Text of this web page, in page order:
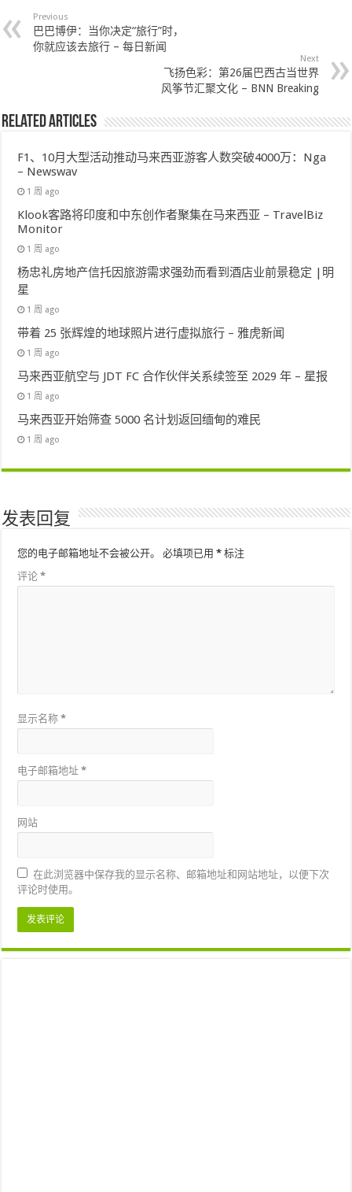
Previous
巴巴博伊：当你决定“旅行”时，
你就应该去旅行 – 每日新闻
Next
飞扬色彩：第26届巴西古当世界
风筝节汇聚文化 – BNN Breaking
Related Articles
F1、10月大型活动推动马来西亚游客人数突破4000万：Nga
– Newswav
1 周 ago
Klook客路将印度和中东创作者聚集在马来西亚 – TravelBiz
Monitor
1 周 ago
杨忠礼房地产信托因旅游需求强劲而看到酒店业前景稳定 |明
星
1 周 ago
带着 25 张辉煌的地球照片进行虚拟旅行 – 雅虎新闻
1 周 ago
马来西亚航空与 JDT FC 合作伙伴关系续签至 2029 年 – 星报
1 周 ago
马来西亚开始筛查 5000 名计划返回缅甸的难民
1 周 ago
发表回复
您的电子邮箱地址不会被公开。 必填项已用* 标注
评论*
显示名称*
电子邮箱地址*
网站
在此浏览器中保存我的显示名称、邮箱地址和网站地址，以便下次
评论时使用。